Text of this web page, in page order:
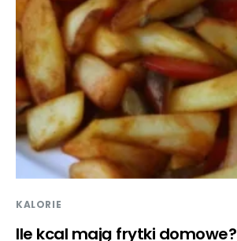
KALORIE
Ile kcal mają frytki domowe?